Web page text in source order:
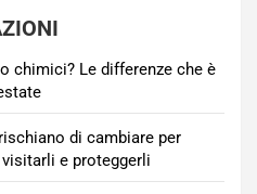
chimici? Le differenze che è
di cambiare per
e proteggerli